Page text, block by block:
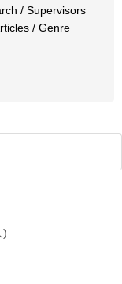
/ Supervisors
/ Genre
)